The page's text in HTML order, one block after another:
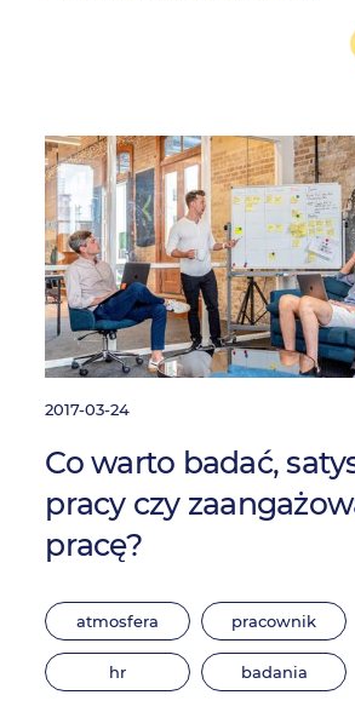
2017-03-24
Co warto badać,
pracy czy
pracę?
atmosfera pracownik
hr badania